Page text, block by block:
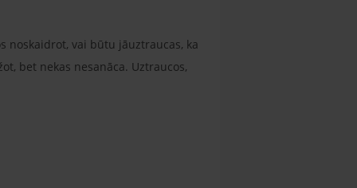
noskaidrot, vai būtu jāuztraucas, ka
bet nekas nesanāca. Uztraucos,